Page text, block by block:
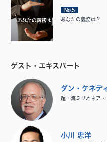
No.5
あなたの義務は？
ゲスト・エキスパート
ダン・ケネデ
超一流ミリオネア
小川 忠洋